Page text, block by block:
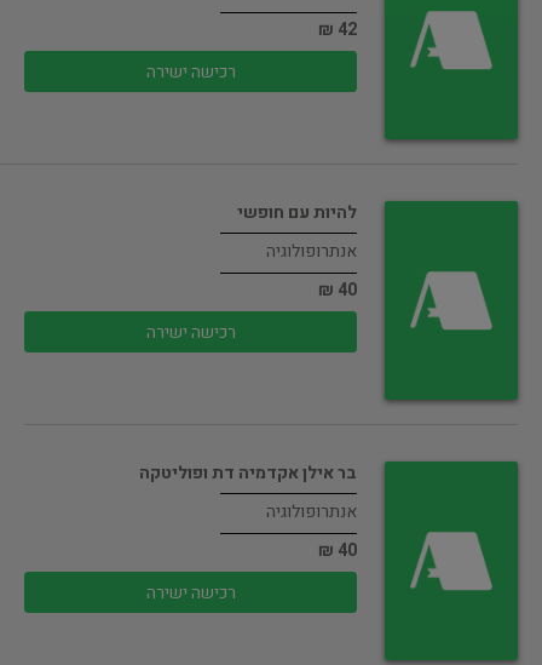
42 ₪
רכישה ישירה
להיות עם חופשי
אנתרופולוגיה
40 ₪
רכישה ישירה
בר אילן אקדמיה דת ופוליטקה
אנתרופולוגיה
40 ₪
רכישה ישירה